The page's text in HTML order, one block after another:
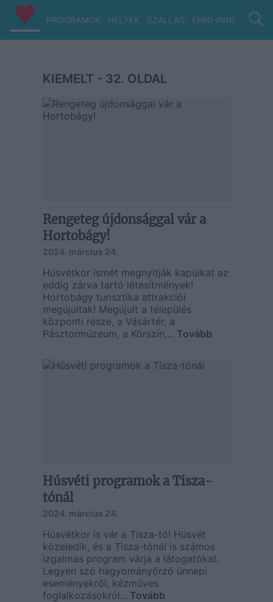
PROGRAMOK HELYEK SZÁLLÁS ENNI-INNI VIZ/
KIEMELT - 32. OLDAL
Rengeteg újdonsággal vár a
Hortobágy!
2024. március 24.
Húsvétkor ismét megnyitják kapuikat az
eddig zárva tartó létesítmények!
Hortobágy turisztika attrakciói
megújultak! Megújult a település
központi része, a Vásártér, a
Pásztormúzeum, a Körszín,... Tovább
Húsvéti programok a Tisza-
tónál
2024. március 24.
Húsvétkor is vár a Tisza-tó! Húsvét
közeledik, és a Tisza-tónál is számos
izgalmas program várja a látogatókat.
Legyen szó hagyományőrző ünnepi
eseményekről, kézműves
foglalkozásokról... Tovább